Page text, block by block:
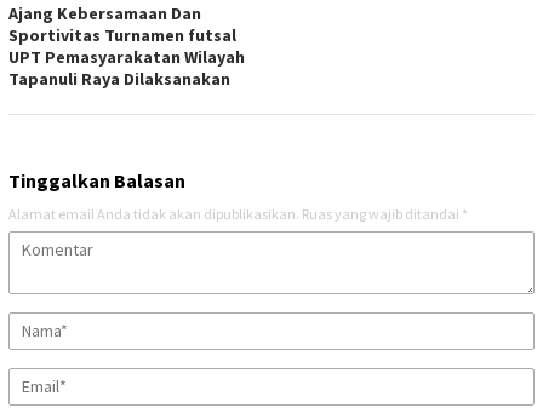
Ajang Kebersamaan Dan
Sportivitas Turnamen futsal
UPT Pemasyarakatan Wilayah
Tapanuli Raya Dilaksanakan
Tinggalkan Balasan
Alamat email Anda tidak akan dipublikasikan. Ruas yang wajib ditandai *